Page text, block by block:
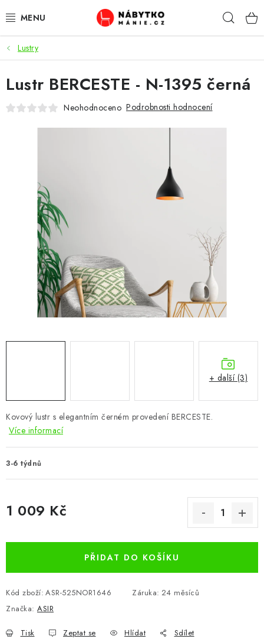
na
OBÝVACÍ POKOJ
KUCHYŇ A JÍDELNA
LOŽNICE
KOUPELNA A WC
PŘEDSÍŇ
CHOVATELSKÉ POTŘEBY
DOPLŇKY A DEKORACE
VÝPRODEJ
Kontakty
Lustry
Kovový lustr s elegantním černém provedení BERCESTE.
Více informací
3-6 týdnů
1 009 Kč
PŘIDAT DO KOŠÍKU
Kód zboží: ASR-525NOR1646 Záruka: 24 měsíců
Značka: ASIR
Tisk Zeptat se Hlídat Sdílet
Lustr BERCESTE - N-1395 černá
Neohodnoceno Podrobnosti hodnocení
+ další (3)